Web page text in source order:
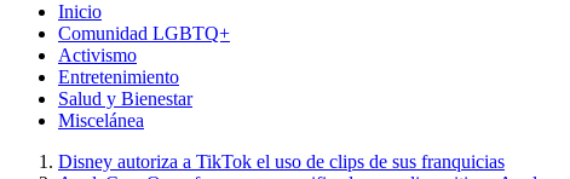
Inicio
Comunidad LGBTQ+
Activismo
Entretenimiento
Salud y Bienestar
Miscelánea
Disney autoriza a TikTok el uso de clips de sus franquicias